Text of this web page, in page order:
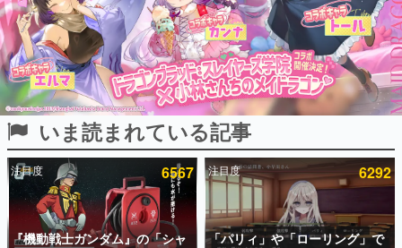
ピックアップ
電ファミのいま読まれている記事ランキング
アプリセール情報
いま読まれている記事
注目度 6567
『機動戦士ガンダム』の「シャ
注目度 6292
「パリィ」や「ローリング」で